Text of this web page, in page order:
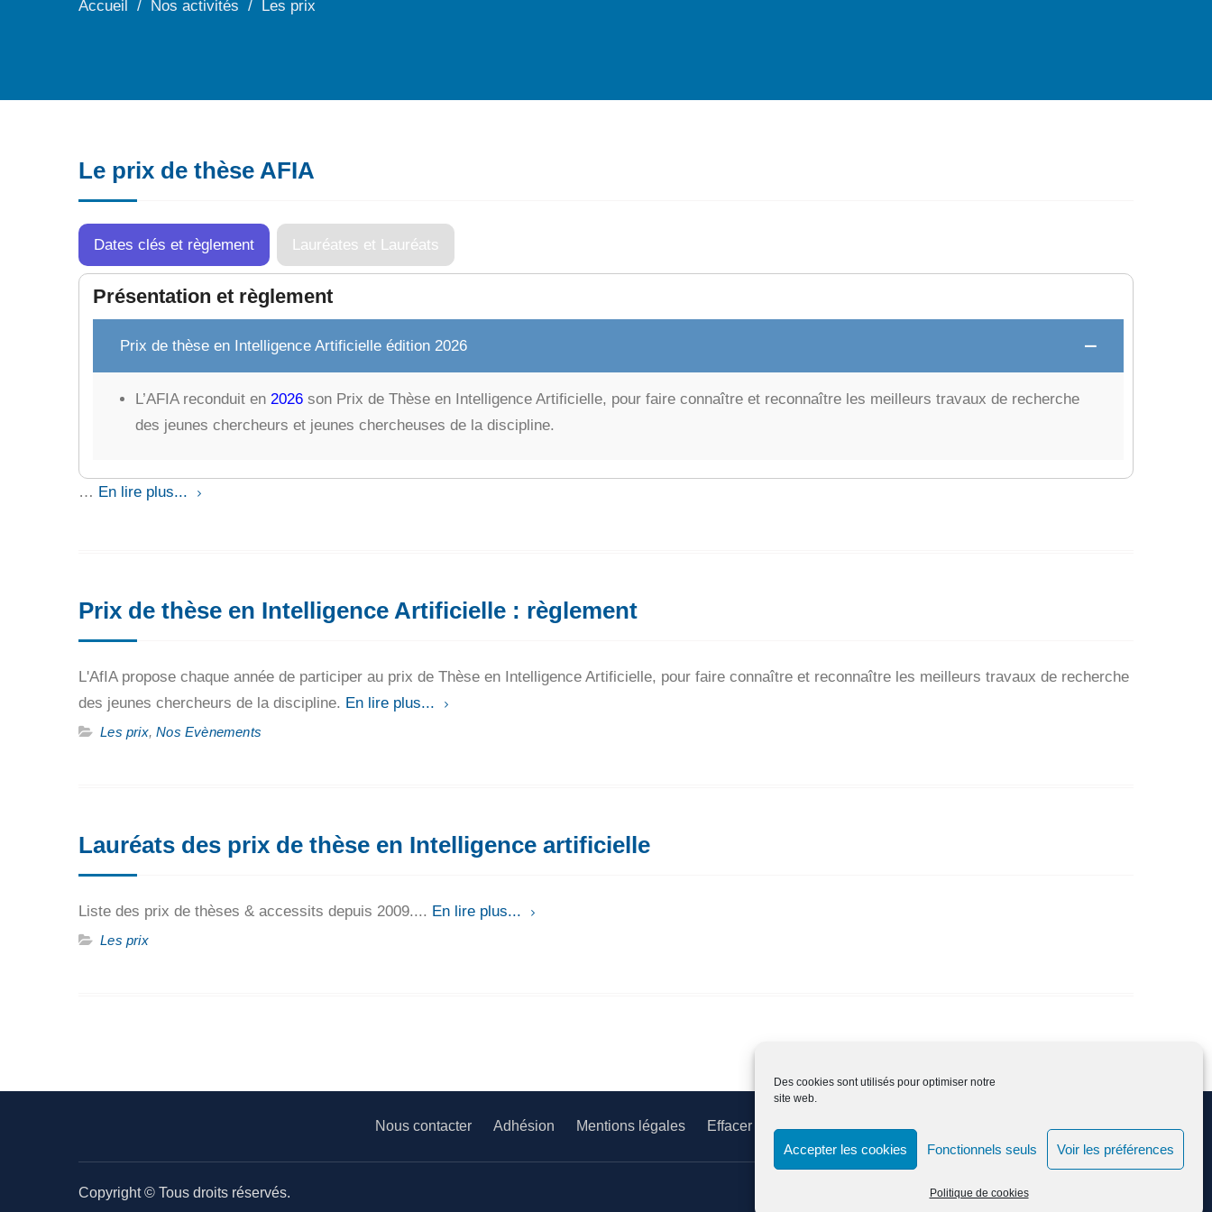
Des cookies sont utilisés pour optimiser notre
site web.
Accepter les cookies Fonctionnels seuls Voir les préférences
Politique de cookies
Accueil Nos activités Les prix
Le prix de thèse AFIA
Dates clés et règlement Lauréates et Lauréats
Présentation et règlement
Prix de thèse en Intelligence Artificielle édition 2026
L’AFIA reconduit en 2026 son Prix de Thèse en Intelligence Artificielle, pour faire connaître et reconnaître les meilleurs travaux de recherche
des jeunes chercheurs et jeunes chercheuses de la discipline.
… En lire plus...
Prix de thèse en Intelligence Artificielle : règlement
L'AfIA propose chaque année de participer au prix de Thèse en Intelligence Artificielle, pour faire connaître et reconnaître les meilleurs travaux de recherche
des jeunes chercheurs de la discipline. En lire plus...
Les prix,Nos Evènements
Lauréats des prix de thèse en Intelligence artificielle
Liste des prix de thèses & accessits depuis 2009.... En lire plus...
Les prix
Nous contacter Adhésion Mentions légales Effacer ses données
Copyright © Tous droits réservés. Education Mind par